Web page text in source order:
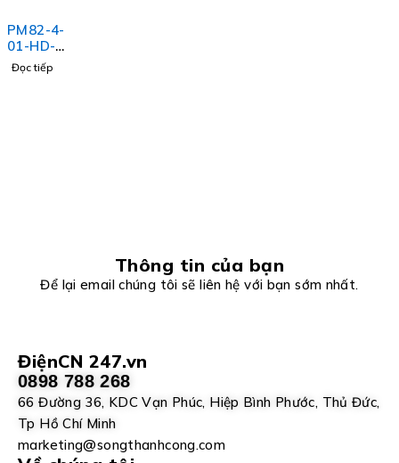
PM82-4-
01-HD-
330
Noeding
Đọc tiếp
ĐiệnCN 247.vn
0898 788 268
66 Đường 36, KDC Vạn Phúc, Hiệp Bình Phước, Thủ Đức,
Tp Hồ Chí Minh
marketing@songthanhcong.com
Thông tin của bạn
Để lại email chúng tôi sẽ liên hệ với bạn sớm nhất.